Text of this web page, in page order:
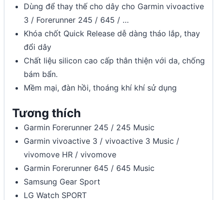
Dùng để thay thế cho dây cho Garmin vivoactive
3 / Forerunner 245 / 645 / …
Khóa chốt Quick Release dễ dàng tháo lắp, thay
đổi dây
Chất liệu silicon cao cấp thân thiện với da, chống
bám bẩn.
Mềm mại, đàn hồi, thoáng khí khí sử dụng
Tương thích
Garmin Forerunner 245 / 245 Music
Garmin vivoactive 3 / vivoactive 3 Music /
vivomove HR / vivomove
Garmin Forerunner 645 / 645 Music
Samsung Gear Sport
LG Watch SPORT